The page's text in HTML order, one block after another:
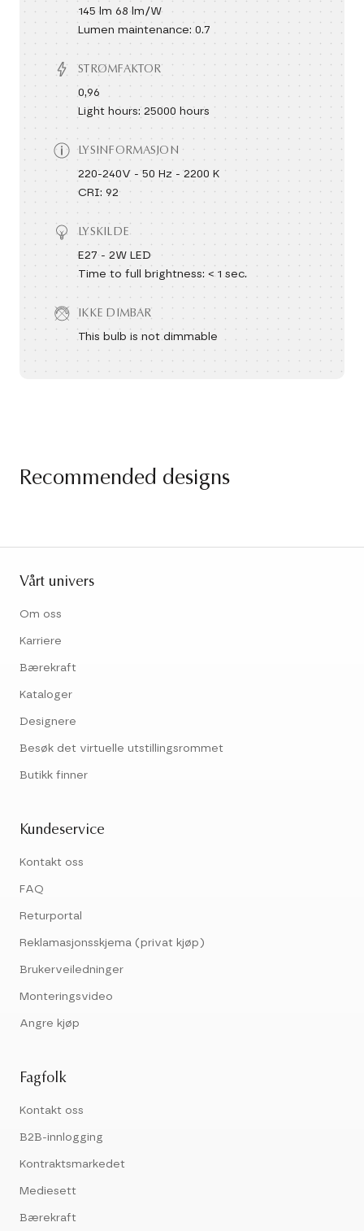
145 lm 68 lm/W
Lumen maintenance: 0.7
STRØMFAKTOR
0,96
Light hours: 25000 hours
LYSINFORMASJON
220-240V - 50 Hz - 2200 K
CRI: 92
LYSKILDE
E27 - 2W LED
Time to full brightness: < 1 sec.
IKKE DIMBAR
This bulb is not dimmable
Recommended designs
Vårt univers
Om oss
Karriere
Bærekraft
Kataloger
Designere
Besøk det virtuelle utstillingsrommet
Butikk finner
Kundeservice
Kontakt oss
FAQ
Returportal
Reklamasjonsskjema (privat kjøp)
Brukerveiledninger
Monteringsvideo
Angre kjøp
Fagfolk
Kontakt oss
B2B-innlogging
Kontraktsmarkedet
Mediesett
Bærekraft